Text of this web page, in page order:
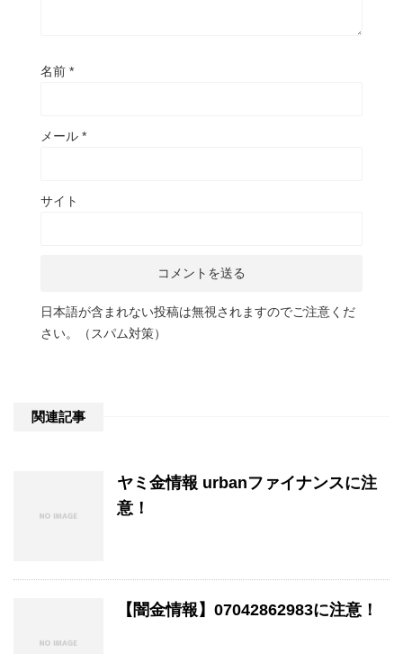
名前 *
メール *
サイト
日本語が含まれない投稿は無視されますのでご注意くだ
さい。（スパム対策）
関連記事
ヤミ金情報 urbanファイナンスに注
意！
【闇金情報】07042862983に注意！